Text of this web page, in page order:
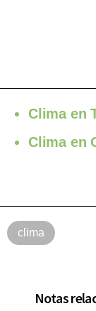
Clima en
Clima en
clima
Notas